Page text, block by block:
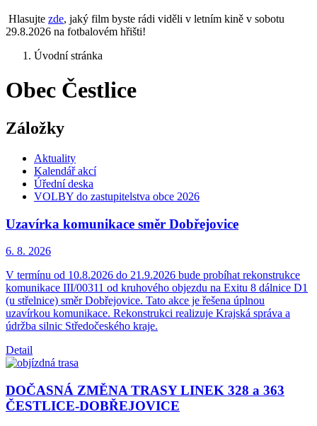
Hlasujte zde, jaký film byste rádi viděli v letním kině v sobotu
29.8.2026 na fotbalovém hřišti!
Úvodní stránka
Obec Čestlice
Záložky
Aktuality
Kalendář akcí
Úřední deska
VOLBY do zastupitelstva obce 2026
Uzavírka komunikace směr Dobřejovice
6. 8. 2026
V termínu od 10.8.2026 do 21.9.2026 bude probíhat rekonstrukce
komunikace III/00311 od kruhového objezdu na Exitu 8 dálnice D1
(u střelnice) směr Dobřejovice. Tato akce je řešena úplnou
uzavírkou komunikace. Rekonstrukci realizuje Krajská správa a
údržba silnic Středočeského kraje.
Detail
DOČASNÁ ZMĚNA TRASY LINEK 328 a 363
ČESTLICE-DOBŘEJOVICE